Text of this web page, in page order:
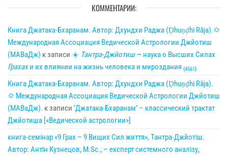
КОММЕНТАРИИ:
Книга Джатака-Бхаранам. Автор: Дхундхи Раджа (Ḍhuṇḍhi Rāja).🌣
Международная Ассоциация Ведической Астрологии Джйотиш
(МАВаДж) к записи ☀ Тантра-Джйотиш— наука о Высших Силах
Грахахи их влиянии на жизнь человека и мироздания {4561}
Книга Джатака-Бхаранам. Автор: Дхундхи Раджа (Ḍhuṇḍhi Rāja).
🌣 Международная Ассоциация Ведической Астрологии Джйотиш
(МАВаДж). к записи ‘Джатака-Бхаранам’ – классический трактат
Джйотиша [«Ведической астрологии»]
книга-семінар «9 Грах – 9 Вищих Сил життя», Тантра-Джйотіш.
Автор: Антін Кузнецов, M.Sc., – експерт системного аналізу,